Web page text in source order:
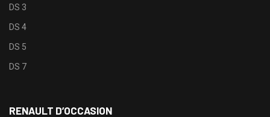
DS 3
DS 4
DS 5
DS 7
RENAULT D’OCCASION